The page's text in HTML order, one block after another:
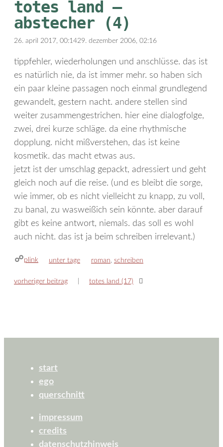
totes land –
abstecher (4)
26. april 2017, 00:1429. dezember 2006, 02:16
tippfehler, wiederholungen und anschlüsse. das ist
es natürlich nie, da ist immer mehr. so haben sich
ein paar kleine passagen noch einmal grundlegend
gewandelt, gestern nacht. andere stellen sind
weiter zusammengestrichen. hier eine dialogfolge,
zwei, drei kurze schläge. da eine rhythmische
dopplung. nicht mißverstehen, das ist keine
kosmetik. das macht etwas aus.
jetzt ist der umschlag gepackt, adressiert und geht
gleich noch auf die reise. (und es bleibt die sorge,
wie immer, ob es nicht vielleicht zu knapp, zu voll,
zu banal, zu wasweißich sein könnte. aber darauf
gibt es keine antwort, niemals. das soll es wohl
auch nicht. das ist ja beim schreiben irrelevant.)
plink kategorien
unter tage schlagwörter
roman schreiben
vorheriger beitrag totes land (17)
start
ego
querschnitt
impressum
credits
datenschutzhinweis